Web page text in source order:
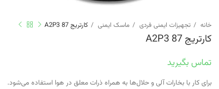
خانه تجهیزات ایمنی فردی ماسک ایمنی کارتریج 87 A2P3
کارتریج 87 A2P3
تماس بگیرید
برای کار با بخارات آلی و حلال‌ها به همراه ذرات معلق در هوا استفاده می‌شود.